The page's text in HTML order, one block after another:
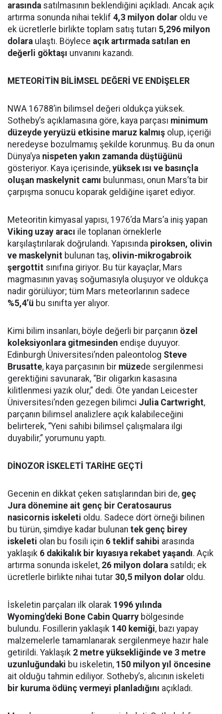
arasında satılmasının beklendiğini açıkladı. Ancak açık
artırma sonunda nihai teklif 4,3 milyon dolar oldu ve
ek ücretlerle birlikte toplam satış tutarı 5,296 milyon
dolara ulaştı. Böylece açık artırmada satılan en
değerli göktaşı unvanını kazandı.
METEORİTİN BİLİMSEL DEĞERİ VE ENDİŞELER
NWA 16788’in bilimsel değeri oldukça yüksek.
Sotheby’s açıklamasına göre, kaya parçası minimum
düzeyde yeryüzü etkisine maruz kalmış olup, içeriği
neredeyse bozulmamış şekilde korunmuş. Bu da onun
Dünya’ya nispeten yakın zamanda düştüğünü
gösteriyor. Kaya içerisinde, yüksek ısı ve basınçla
oluşan maskelynit camı bulunması, onun Mars’ta bir
çarpışma sonucu koparak geldiğine işaret ediyor.
Meteoritin kimyasal yapısı, 1976’da Mars’a iniş yapan
Viking uzay aracı ile toplanan örneklerle
karşılaştırılarak doğrulandı. Yapısında piroksen, olivin
ve maskelynit bulunan taş, olivin-mikrogabroik
şergottit sınıfına giriyor. Bu tür kayaçlar, Mars
magmasının yavaş soğumasıyla oluşuyor ve oldukça
nadir görülüyor; tüm Mars meteorlarının sadece
%5,4’ü bu sınıfta yer alıyor.
Kimi bilim insanları, böyle değerli bir parçanın özel
koleksiyonlara gitmesinden endişe duyuyor.
Edinburgh Üniversitesi’nden paleontolog Steve
Brusatte, kaya parçasının bir müzede sergilenmesi
gerektiğini savunarak, “Bir oligarkın kasasına
kilitlenmesi yazık olur,” dedi. Öte yandan Leicester
Üniversitesi’nden gezegen bilimci Julia Cartwright,
parçanın bilimsel analizlere açık kalabileceğini
belirterek, “Yeni sahibi bilimsel çalışmalara ilgi
duyabilir,” yorumunu yaptı.
DİNOZOR İSKELETİ TARİHE GEÇTİ
Gecenin en dikkat çeken satışlarından biri de, geç
Jura dönemine ait genç bir Ceratosaurus
nasicornis iskeleti oldu. Sadece dört örneği bilinen
bu türün, şimdiye kadar bulunan tek genç birey
iskeleti olan bu fosili için 6 teklif sahibi arasında
yaklaşık 6 dakikalık bir kıyasıya rekabet yaşandı. Açık
artırma sonunda iskelet, 26 milyon dolara satıldı; ek
ücretlerle birlikte nihai tutar 30,5 milyon dolar oldu.
İskeletin parçaları ilk olarak 1996 yılında
Wyoming'deki Bone Cabin Quarry bölgesinde
bulundu. Fosillerin yaklaşık 140 kemiği, bazı yapay
malzemelerle tamamlanarak sergilenmeye hazır hale
getirildi. Yaklaşık 2 metre yüksekliğinde ve 3 metre
uzunluğundaki bu iskeletin, 150 milyon yıl öncesine
ait olduğu tahmin ediliyor. Sotheby’s, alıcının iskeleti
bir kuruma ödünç vermeyi planladığını açıkladı.